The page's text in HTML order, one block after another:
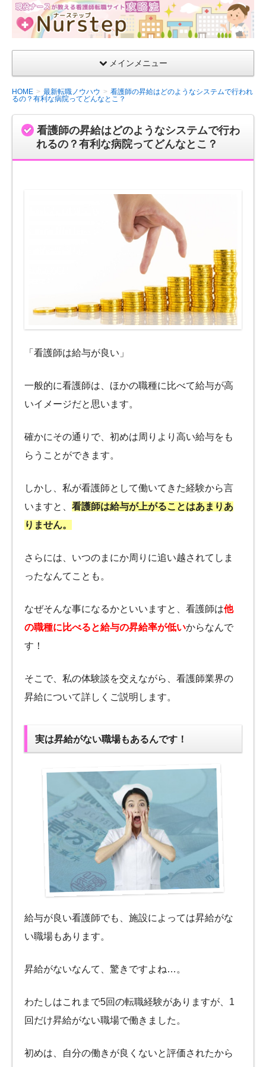
現役
ナー
スが
る看
護師
サイ
ト攻
略法
メインメニュー
HOME 最新転職ノウハウ
看護師の昇給はどのようなシステムで行われ
るの？有利な病院ってどんなとこ？
看護師の昇給はどのようなシステムで行わ
れるの？有利な病院ってどんなとこ？
「看護師は給与が良い」
一般的に看護師は、ほかの職種に比べて給与が高
いイメージだと思います。
確かにその通りで、初めは周りより高い給与をも
らうことができます。
しかし、私が看護師として働いてきた経験から言
いますと、 看護師は給与が上がることはあまりあ
りません。
さらには、いつのまにか周りに追い越されてしま
ったなんてことも。
なぜそんな事になるかといいますと、看護師は他
の職種に比べると給与の昇給率が低いからなんで
す！
そこで、私の体験談を交えながら、看護師業界の
昇給について詳しくご説明します。
実は昇給がない職場もあるんです！
給与が良い看護師でも、施設によっては昇給がな
い職場もあります。
昇給がないなんて、驚きですよね…。
わたしはこれまで5回の転職経験がありますが、1
回だけ昇給がない職場で働きました。
初めは、自分の働きが良くないと評価されたから